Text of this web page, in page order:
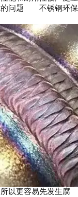
的问题——不锈钢环保
以更容易先发生腐